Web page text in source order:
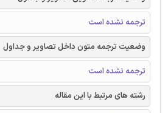
ترجمه نشده است
وضعیت ترجمه متون داخل تصاویر و جداول
ترجمه نشده است
رشته های مرتبط با این مقاله